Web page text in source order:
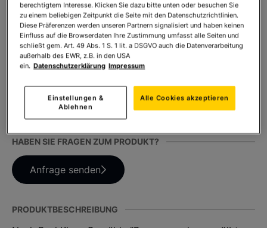
Anzahl: In den Warenkorb
TEILEN SIE DIESES PRODUKT
HABEN SIE FRAGEN ZUM PRODUKT?
Anfrage senden
PRODUKTBESCHREIBUNG
berechtigtem Interesse. Klicken Sie dazu bitte unten oder besuchen Sie
zu einem beliebigen Zeitpunkt die Seite mit den Datenschutzrichtlinien.
Diese Präferenzen werden unseren Partnern signalisiert und haben keinen
Einfluss auf die Browserdaten Ihre Zustimmung umfasst alle Seiten und
schließt gem. Art. 49 Abs. 1 S. 1 lit. a DSGVO auch die Datenverarbeitung
außerhalb des EWR, z.B. in den USA
ein. Datenschutzerklärung Impressum
Einstellungen &
Ablehnen
Alle Cookies akzeptieren